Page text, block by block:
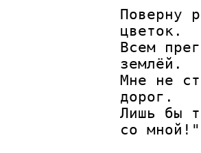
Поверну
цветок.
Всем
землёй.
Мне не
дорог.
Лишь бы
со мной!"